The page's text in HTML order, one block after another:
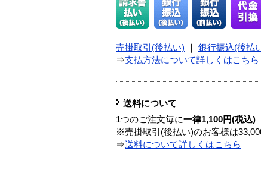
売掛取引(後払い) 銀行振込(後払
⇒支払方法について詳しくはこちら
送料について
1つのご注文毎に一律1,100円(税込)
※売掛取引(後払い)のお客様は
⇒送料について詳しくはこちら